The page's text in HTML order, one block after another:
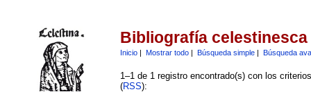
Bibliografía celestinesca
Inicio| Mostrar todo| Búsqueda simple| Búsqueda
1–1 de 1 registro encontrado(s) con los
(RSS):